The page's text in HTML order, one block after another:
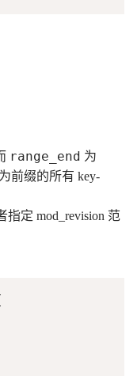
range_end 为
为前缀的所有 key-
指定 mod_revision 范